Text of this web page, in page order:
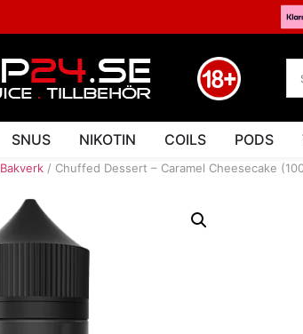
SNUS NIKOTIN COILS PODS
Bakverk / Chuffed Dessert – Caramel Cheesecake